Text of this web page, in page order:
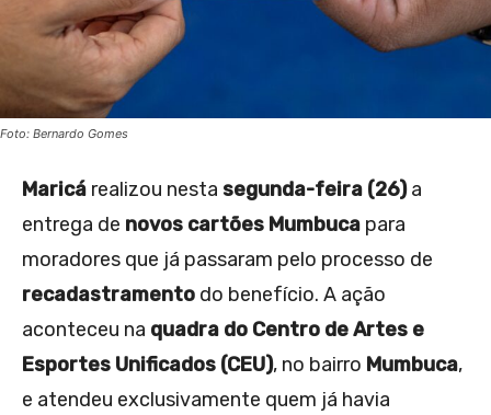
Foto: Bernardo Gomes
Maricá realizou nesta segunda-feira (26)a
entrega de novos cartões Mumbuca para
moradores que já passaram pelo processo de
recadastramento do benefício. A ação
aconteceu na quadra do Centro de Artes e
Esportes Unificados (CEU), no bairro Mumbuca,
e atendeu exclusivamente quem já havia